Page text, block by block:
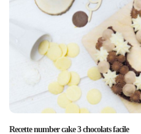
Recette number cake 3 chocolats facile